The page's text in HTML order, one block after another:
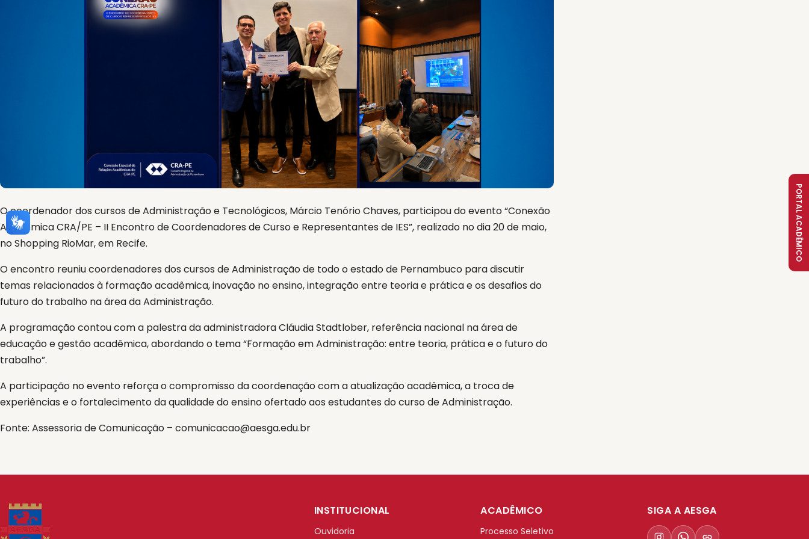
PORTAL ACADÊMICO
O coordenador dos cursos de Administração e Tecnológicos, Márcio Tenório Chaves, participou do evento “Conexão
Acadêmica CRA/PE – II Encontro de Coordenadores de Curso e Representantes de IES”, realizado no dia 20 de maio,
no Shopping RioMar, em Recife.
O encontro reuniu coordenadores dos cursos de Administração de todo o estado de Pernambuco para discutir
temas relacionados à formação acadêmica, inovação no ensino, integração entre teoria e prática e os desafios do
futuro do trabalho na área da Administração.
A programação contou com a palestra da administradora Cláudia Stadtlober, referência nacional na área de
educação e gestão acadêmica, abordando o tema “Formação em Administração: entre teoria, prática e o futuro do
trabalho”.
A participação no evento reforça o compromisso da coordenação com a atualização acadêmica, a troca de
experiências e o fortalecimento da qualidade do ensino ofertado aos estudantes do curso de Administração.
Fonte: Assessoria de Comunicação – comunicacao@aesga.edu.br
INSTITUCIONAL
Ouvidoria
ACADÊMICO
Processo Seletivo
SIGA A AESGA